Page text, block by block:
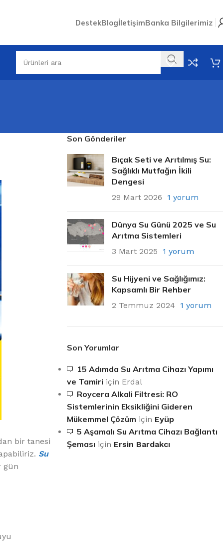
DestekBlogİletişimBanka Bilgilerimiz
%10 INDIRIM
bir tanesi
Su
gün
Son Gönderiler
Bıçak Seti ve Arıtılmış Su:
Sağlıklı Mutfağın İkili
Dengesi
29 Mart 2026 1 yorum
Dünya Su Günü 2025 ve Su
Arıtma Sistemleri
3 Mart 2025 1 yorum
Su Hijyeni ve Sağlığımız:
Kapsamlı Bir Rehber
2 Temmuz 2024 1 yorum
Son Yorumlar
15 Adımda Su Arıtma Cihazı Yapımı
ve Tamiri için Erdal
Roycera Alkali Filtresi: RO
Sistemlerinin Eksikliğini Gideren
Mükemmel Çözüm için Eyüp
5 Aşamalı Su Arıtma Cihazı Bağlantı
Şeması için Ersin Bardakcı